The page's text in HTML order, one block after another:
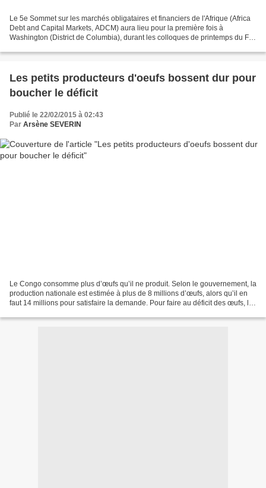
Le 5e Sommet sur les marchés obligataires et financiers de l'Afrique (Africa
Debt and Capital Markets, ADCM) aura lieu pour la première fois à
Washington (District de Columbia), durant les colloques de printemps du FMI
Les petits producteurs d'oeufs bossent dur pour
boucher le déficit
Publié le 22/02/2015 à 02:43
Par Arsène SEVERIN
Le Congo consomme plus d’œufs qu’il ne produit. Selon le gouvernement, la
production nationale est estimée à plus de 8 millions d’œufs, alors qu’il en
faut 14 millions pour satisfaire la demande. Pour faire au déficit des œufs, le